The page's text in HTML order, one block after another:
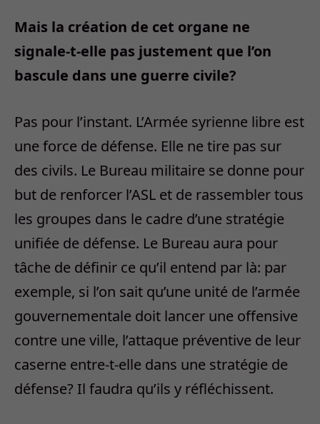
Mais la création de cet organe ne
signale-t-elle pas justement que l’on
bascule dans une guerre civile?
Pas pour l’instant. L’Armée syrienne libre est
une force de défense. Elle ne tire pas sur
des civils. Le Bureau militaire se donne pour
but de renforcer l’ASL et de rassembler tous
les groupes dans le cadre d’une stratégie
unifiée de défense. Le Bureau aura pour
tâche de définir ce qu’il entend par là: par
exemple, si l’on sait qu’une unité de l’armée
gouvernementale doit lancer une offensive
contre une ville, l’attaque préventive de leur
caserne entre-t-elle dans une stratégie de
défense? Il faudra qu’ils y réfléchissent.